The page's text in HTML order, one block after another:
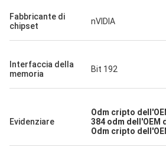
Fabbricante di
chipset
nVIDIA
Interfaccia della
memoria
Bit 192
Evidenziare
Odm cripto
384 odm dell'OEM
Odm cripto